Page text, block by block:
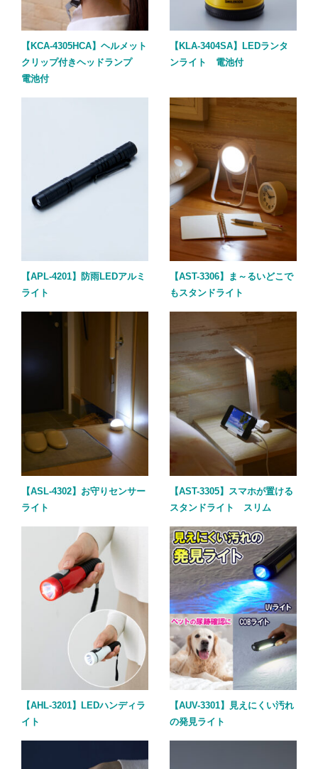
【KCA-4305HCA】ヘルメット
クリップ付きヘッドランプ
電池付
【KLA-3404SA】LEDランタ
ンライト 電池付
【APL-4201】防雨LEDアルミ
ライト
【AST-3306】ま～るいどこで
もスタンドライト
【ASL-4302】お守りセンサー
ライト
【AST-3305】スマホが置ける
スタンドライト スリム
【AHL-3201】LEDハンディラ
イト
【AUV-3301】見えにくい汚れ
の発見ライト